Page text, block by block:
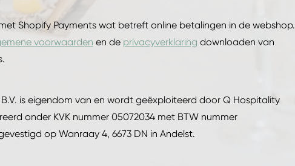
Shopify Payments wat betreft online betalingen in de webshop.
voorwaarden en de privacyverklaring downloaden van
is eigendom van en wordt geëxploiteerd door Q Hospitality
onder KVK nummer 05072034 met BTW nummer
op Wanraay 4, 6673 DN in Andelst.